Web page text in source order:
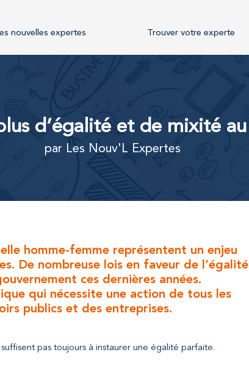
nouvelles expertes Trouver votre experte
d’égalité et de mixité
par Les Nouv'L Expertes
homme-femme représentent un enjeu
De nombreuse lois en faveur de l’égalité
ces dernières années.
qui nécessite une action de tous les
publics et des entreprises.
pas toujours à instaurer une égalité parfaite.